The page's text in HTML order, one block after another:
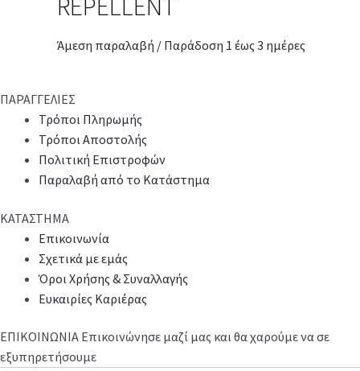
Άμεση παραλαβή / Παράδοση 1 έως 3 ημέρες
ΠΑΡΑΓΓΕΛΙΕΣ
Τρόποι Πληρωμής
Τρόποι Αποστολής
Πολιτική Επιστροφών
Παραλαβή από το Κατάστημα
ΚΑΤΑΣΤΗΜΑ
Επικοινωνία
Σχετικά με εμάς
Όροι Χρήσης & Συναλλαγής
Ευκαιρίες Καριέρας
ΕΠΙΚΟΙΝΩΝΙΑ Επικοινώνησε μαζί μας και θα χαρούμε να σε
εξυπηρετήσουμε